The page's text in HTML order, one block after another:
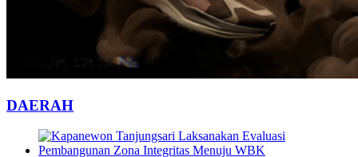
DAERAH